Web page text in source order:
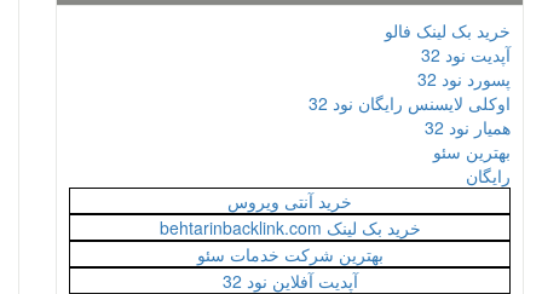
خرید بک لینک فالو
آپدیت نود 32
پسورد نود 32
اوکلی لایسنس رایگان نود 32
همیار نود 32
بهترین سئو
رایگان
خرید آنتی ویروس
خرید بک لینک behtarinbacklink.com
بهترین شرکت خدمات سئو
آپدیت آفلاین نود 32